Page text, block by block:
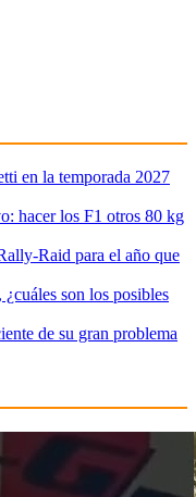
en la temporada 2027
hacer los F1 otros 80 kg
Raid para el año que
son los posibles
de su gran problema